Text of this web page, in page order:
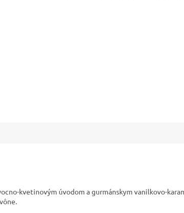
kvetinovým úvodom a gurmánskym vanilkovo-